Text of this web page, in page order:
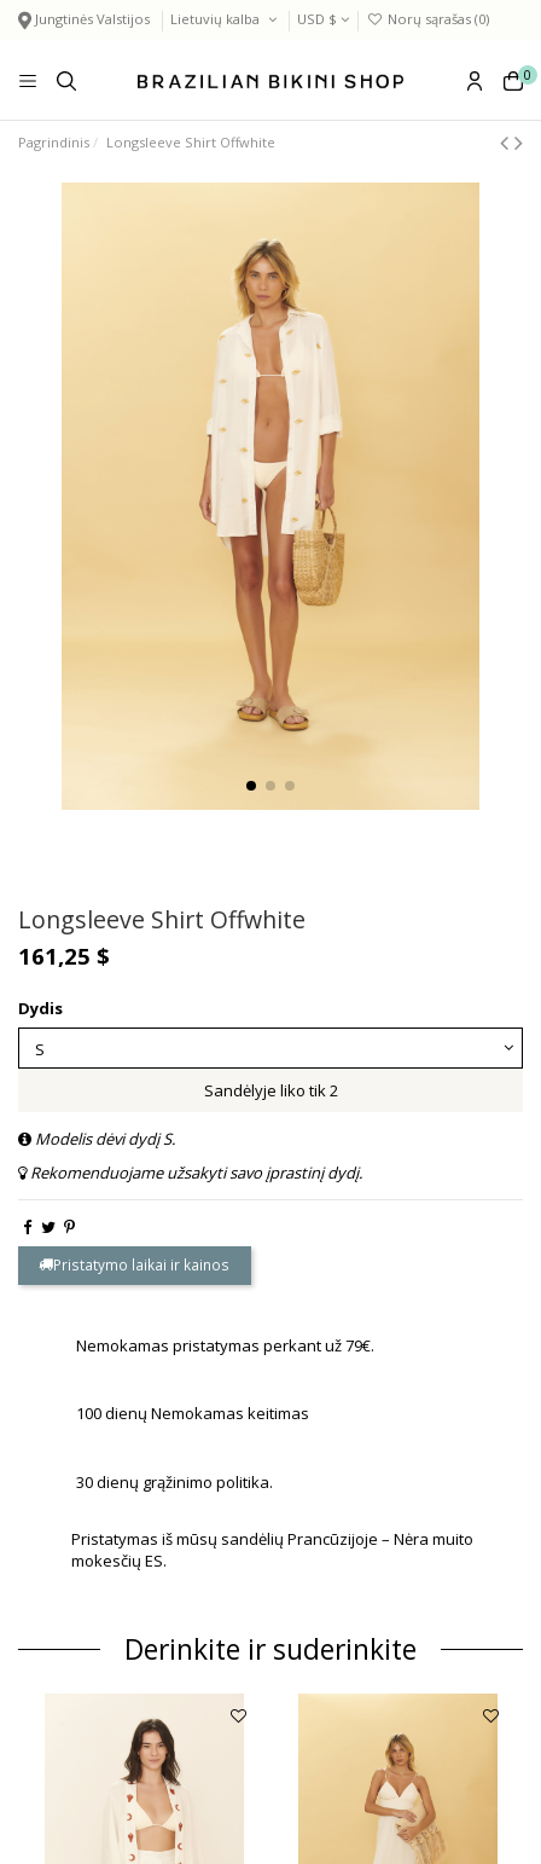
Jungtinės Valstijos Lietuvių kalba USD $ Norų sąrašas (0)
0
Pagrindinis Longsleeve Shirt Offwhite
Longsleeve Shirt Offwhite
161,25 $
Dydis
Sandėlyje liko tik 2
Modelis dėvi dydį S.
Rekomenduojame užsakyti savo įprastinį dydį.
Pristatymo laikai ir kainos
Nemokamas pristatymas perkant už 79€.
100 dienų Nemokamas keitimas
30 dienų grąžinimo politika.
Pristatymas iš mūsų sandėlių Prancūzijoje – Nėra muito
mokesčių ES.
Derinkite ir suderinkite